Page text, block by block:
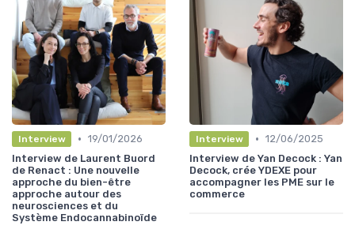
Interview • 19/01/2026
Interview de Laurent Buord
de Renact : Une nouvelle
approche du bien-être
approche autour des
neurosciences et du
Système Endocannabinoïde
Interview • 12/06/2025
Interview de Yan Decock : Yan
Decock, crée YDEXE pour
accompagner les PME sur le
commerce